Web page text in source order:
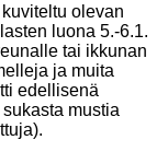
olevan
luona 5.-6.1.
tai ikkunan
ja muita
edellisenä
mustia